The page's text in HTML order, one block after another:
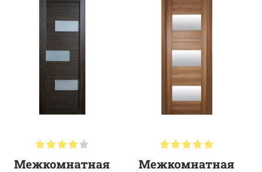
Нестандартные металлические двери
Металлические двери с фрамугой
Филенчатые двери
Царговые двери
Межкомнатная
Межкомнатная